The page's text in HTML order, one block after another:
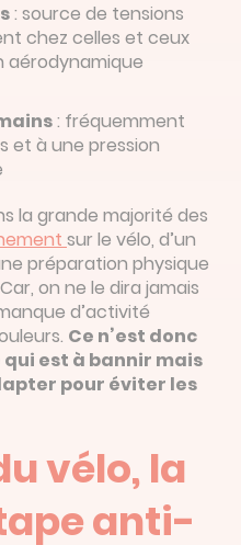
: source de tensions
chez celles et ceux
aérodynamique
: fréquemment
et à une pression
la grande majorité des
sur le vélo, d’un
préparation physique
on ne le dira jamais
d’activité
Ce n’est donc
est à bannir mais
pour éviter les
vélo, la
anti-